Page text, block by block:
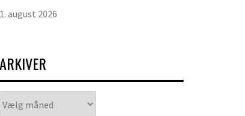
1. august 2026
ARKIVER